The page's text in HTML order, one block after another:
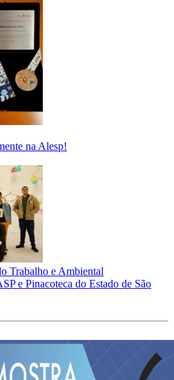
na Alesp!
Trabalho e Ambiental
e Pinacoteca do Estado de São